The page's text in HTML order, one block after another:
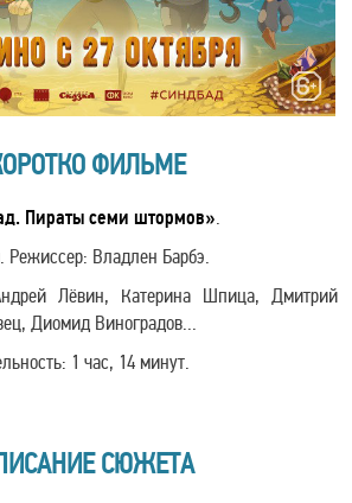
ФИЛЬМЕ
Пираты семи штормов».
Режиссер: Владлен Барбэ.
Лёвин, Катерина Шпица, Дмитрий
Диомид Виноградов...
1 час, 14 минут.
СЮЖЕТА